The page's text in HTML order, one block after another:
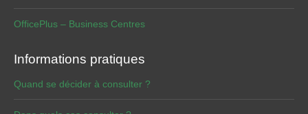
OfficePlus – Business Centres
Informations pratiques
Quand se décider à consulter ?